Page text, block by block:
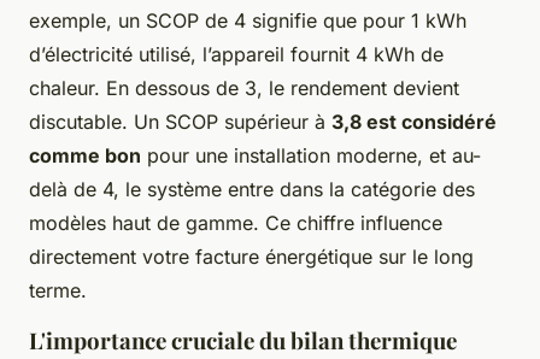
exemple, un SCOP de 4 signifie que pour 1 kWh
d’électricité utilisé, l’appareil fournit 4 kWh de
chaleur. En dessous de 3, le rendement devient
discutable. Un SCOP supérieur à 3,8 est considéré
comme bon pour une installation moderne, et au-
delà de 4, le système entre dans la catégorie des
modèles haut de gamme. Ce chiffre influence
directement votre facture énergétique sur le long
terme.
L'importance cruciale du bilan thermique